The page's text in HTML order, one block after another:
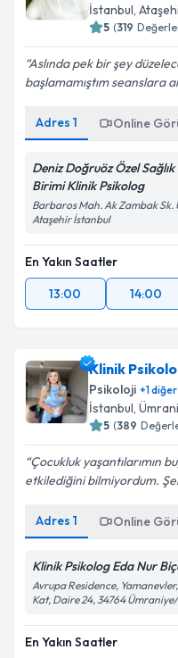
İstanbul,
5 (319
Aslında pek bir şey
başlamamıştım seanslara
Adres 1 Online
Deniz Doğruöz Özel
Birimi Klinik Psikolog
Barbaros Mah. Ak Zambak Sk.
Ataşehir İstanbul
En Yakın Saatler
13:00
14:00
Klinik
Psikoloji +1diğer
İstanbul,
5 (389
Çocukluk yaşantılarımın
etkilediğini bilmiyordum.
Adres 1 Online
Klinik Psikolog Eda Nur
Avrupa Residence,
Kat, Daire 24, 34764
En Yakın Saatler